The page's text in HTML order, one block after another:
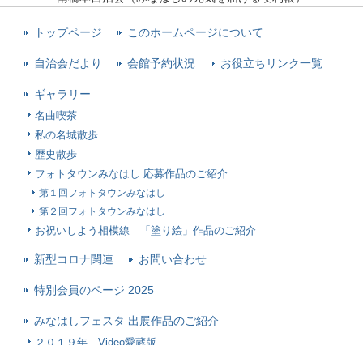
トップページ このホームページについて
自治会だより 会館予約状況 お役立ちリンク一覧
ギャラリー
名曲喫茶
私の名城散歩
歴史散歩
フォトタウンみなはし 応募作品のご紹介
第１回フォトタウンみなはし
第２回フォトタウンみなはし
お祝いしよう相模線 「塗り絵」作品のご紹介
新型コロナ関連 お問い合わせ
特別会員のページ 2025
みなはしフェスタ 出展作品のご紹介
２０１９年 Video愛蔵版